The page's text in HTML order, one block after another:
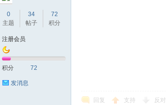
0
主题
34
帖子
72
积分
注册会员
积分 72
发消息
回复 支持 反对